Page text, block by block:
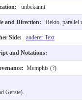
unbekannt
and Direction: Rekto, parallel
Side: anderer Text
and Notations:
Memphis (?)
Gerste).